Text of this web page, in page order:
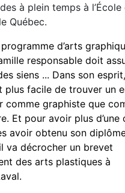
à plein temps à l’École
Québec.
programme d’arts
responsable doit
siens ... Dans son
plus facile de trouver un
comme graphiste que
Et pour avoir plus d’une
avoir obtenu son
va décrocher un brevet
des arts plastiques à